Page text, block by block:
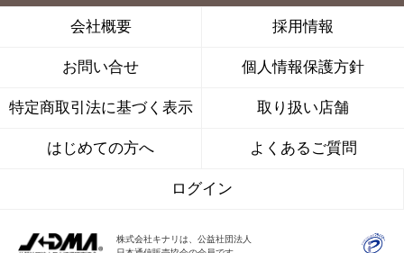
会社概要 採用情報
お問い合せ 個人情報保護方針
特定商取引法に基づく表示 取り扱い店舗
はじめての方へ よくあるご質問
ログイン
株式会社キナリは、公益社団法人